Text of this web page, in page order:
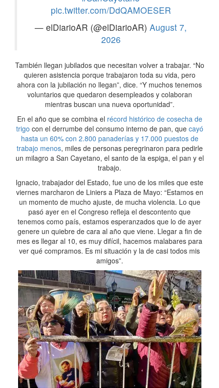
pic.twitter.com/DdQAMOESER
— elDiarioAR (@elDiarioAR) August 7,
2026
También llegan jubilados que necesitan volver a trabajar. “No
quieren asistencia porque trabajaron toda su vida, pero
ahora con la jubilación no llegan”, dice. “Y muchos tenemos
voluntarios que quedaron desempleados y colaboran
mientras buscan una nueva oportunidad”.
En el año que se combina el récord histórico de cosecha de
trigo con el derrumbe del consumo interno de pan, que cayó
hasta un 60% con 2.800 panaderías y 17.000 puestos de
trabajo menos, miles de personas peregrinaron para pedirle
un milagro a San Cayetano, el santo de la espiga, el pan y el
trabajo.
Ignacio, trabajador del Estado, fue uno de los miles que este
viernes marcharon de Liniers a Plaza de Mayo: “Estamos en
un momento de mucho ajuste, de mucha violencia. Lo que
pasó ayer en el Congreso refleja el descontento que
tenemos como país, estamos esperanzados que lo de ayer
genere un quiebre de cara al año que viene. Llegar a fin de
mes es llegar al 10, es muy difícil, hacemos malabares para
ver qué compramos. Es mi situación y la de casi todos mis
amigos”.